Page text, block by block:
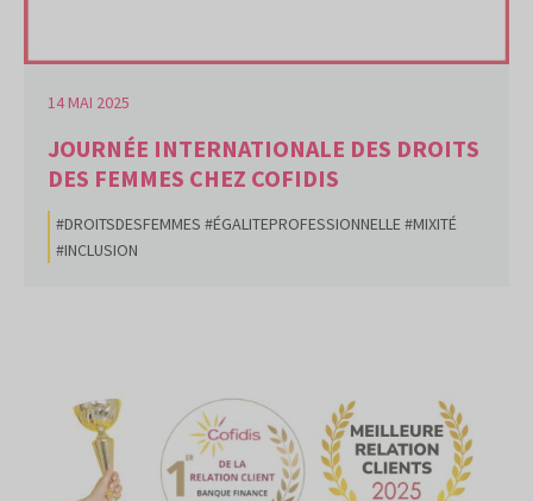
14 MAI 2025
JOURNÉE INTERNATIONALE DES DROITS
DES FEMMES CHEZ COFIDIS
#DROITSDESFEMMES #ÉGALITEPROFESSIONNELLE #MIXITÉ
#INCLUSION